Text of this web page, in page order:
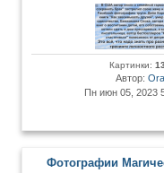
Картинки:
Автор: Ora
Пн июн 05, 2023
Фотографии